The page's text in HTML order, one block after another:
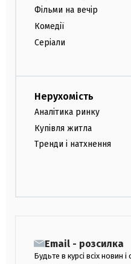
Фільми на вечір
Комедії
Серіали
Нерухомість
Аналітика ринку
Купівля житла
Тренди і натхнення
Email - розсилка
Будьте в курсі всіх новин